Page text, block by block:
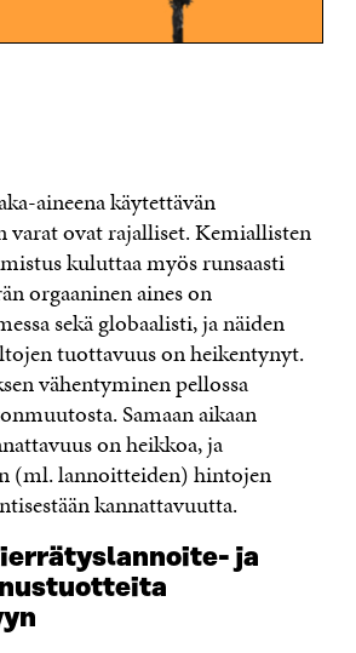
aineena käytettävän
ovat rajalliset. Kemiallisten
kuluttaa myös runsaasti
orgaaninen aines on
sekä globaalisti, ja näiden
tuottavuus on heikentynyt.
vähentyminen pellossa
Samaan aikaan
on heikkoa, ja
(ml. lannoitteiden) hintojen
kannattavuutta.
ja